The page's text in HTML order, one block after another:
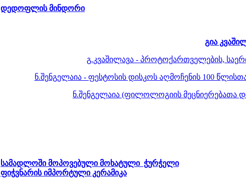
დედოფლის მინდორი
გია
გ.კვაშილავა - პროტოქართველების,
ნ.შენგელაია - ფესტოსის დისკოს აღმოჩენის 100
ნ.შენგელაია (ფილოლოგიის მეცნიერებათა
სამადლოში მოპოვებული მოხატული ჭურჭელი
ფიჭვნარის იმპორტული კერამიკა